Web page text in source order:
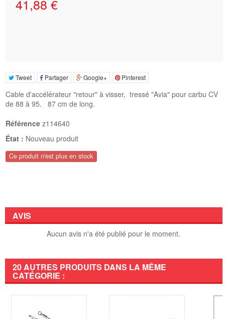
41,88 €
Tweet Partager Google+ Pinterest
Cable d'accélérateur "retour" à visser, tressé "Avia" pour carbu CV
de 88 à 95. 87 cm de long.
Référence z114640
État : Nouveau produit
Ce produit n'est plus en stock
AVIS
Aucun avis n'a été publié pour le moment.
20 AUTRES PRODUITS DANS LA MÊME
CATÉGORIE :